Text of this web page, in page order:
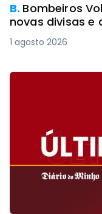
B. Bombeiros
novas divisas e
1 agosto 2026